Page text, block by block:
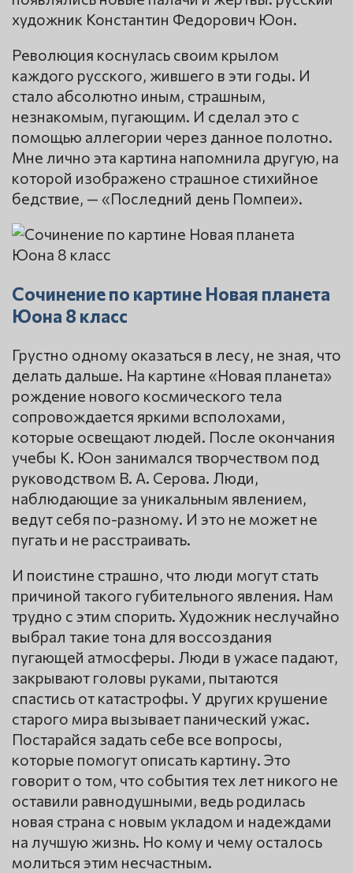
художник Константин Федорович Юон.
Революция коснулась своим крылом
каждого русского, жившего в эти годы. И
стало абсолютно иным, страшным,
незнакомым, пугающим. И сделал это с
помощью аллегории через данное полотно.
Мне лично эта картина напомнила другую, на
которой изображено страшное стихийное
бедствие, — «Последний день Помпеи».
Сочинение по картине Новая планета
Юона 8 класс
Грустно одному оказаться в лесу, не зная, что
делать дальше. На картине «Новая планета»
рождение нового космического тела
сопровождается яркими всполохами,
которые освещают людей. После окончания
учебы К. Юон занимался творчеством под
руководством В. А. Серова. Люди,
наблюдающие за уникальным явлением,
ведут себя по-разному. И это не может не
пугать и не расстраивать.
И поистине страшно, что люди могут стать
причиной такого губительного явления. Нам
трудно с этим спорить. Художник неслучайно
выбрал такие тона для воссоздания
пугающей атмосферы. Люди в ужасе падают,
закрывают головы руками, пытаются
спастись от катастрофы. У других крушение
старого мира вызывает панический ужас.
Постарайся задать себе все вопросы,
которые помогут описать картину. Это
говорит о том, что события тех лет никого не
оставили равнодушными, ведь родилась
новая страна с новым укладом и надеждами
на лучшую жизнь. Но кому и чему осталось
молиться этим несчастным.